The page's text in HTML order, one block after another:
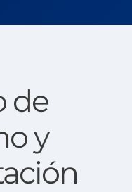
de
y